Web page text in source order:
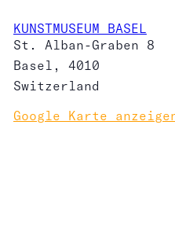
KUNSTMUSEUM BASEL
St. Alban-Graben 8
Basel ,
4010
Switzerland
Google Karte